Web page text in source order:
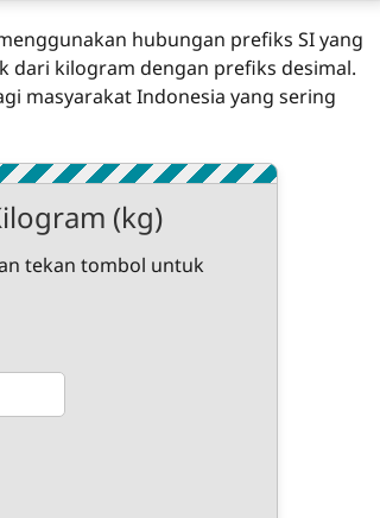
hubungan prefiks SI yang
dari kilogram dengan prefiks desimal.
masyarakat Indonesia yang sering
(kg)
tekan tombol untuk